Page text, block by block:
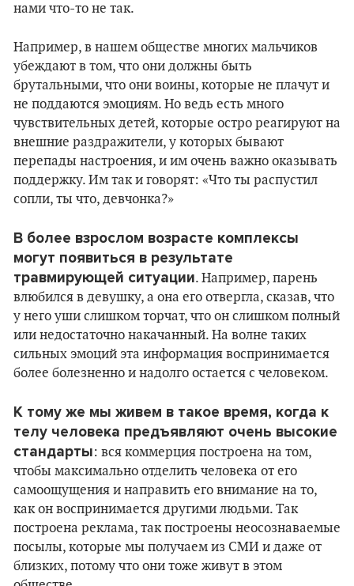
нами что-то не так.
Например, в нашем обществе многих мальчиков
убеждают в том, что они должны быть
брутальными, что они воины, которые не плачут и
не поддаются эмоциям. Но ведь есть много
чувствительных детей, которые остро реагируют на
внешние раздражители, у которых бывают
перепады настроения, и им очень важно оказывать
поддержку. Им так и говорят: «Что ты распустил
сопли, ты что, девчонка?»
В более взрослом возрасте комплексы
могут появиться в результате
травмирующей ситуации. Например, парень
влюбился в девушку, а она его отвергла, сказав, что
у него уши слишком торчат, что он слишком полный
или недостаточно накачанный. На волне таких
сильных эмоций эта информация воспринимается
более болезненно и надолго остается с человеком.
К тому же мы живем в такое время, когда к
телу человека предъявляют очень высокие
стандарты: вся коммерция построена на том,
чтобы максимально отделить человека от его
самоощущения и направить его внимание на то,
как он воспринимается другими людьми. Так
построена реклама, так построены неосознаваемые
посылы, которые мы получаем из СМИ и даже от
близких, потому что они тоже живут в этом